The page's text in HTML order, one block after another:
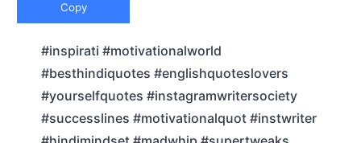
Copy
#inspirati #motivationalworld
#besthindiquotes #englishquoteslovers
#yourselfquotes #instagramwritersociety
#successlines #motivationalquot #instwriter